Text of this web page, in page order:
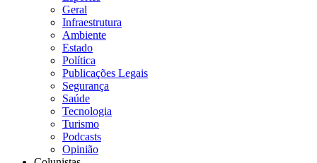
Geral
Infraestrutura
Ambiente
Estado
Política
Publicações Legais
Segurança
Saúde
Tecnologia
Turismo
Podcasts
Opinião